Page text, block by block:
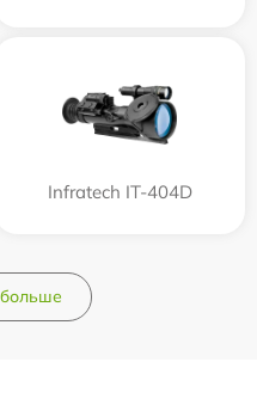
Infratech IT-404D